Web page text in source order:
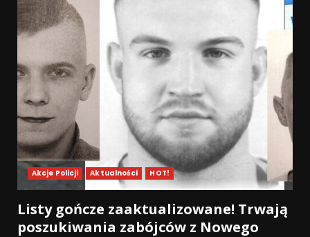
Akcje Policji Aktualności HOT!
Listy gończe zaaktualizowane! Trwają
poszukiwania zabójców z Nowego